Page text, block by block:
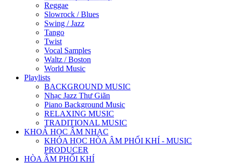
Reggae
Slowrock / Blues
Swing / Jazz
Tango
Twist
Vocal Samples
Waltz / Boston
World Music
Playlists
BACKGROUND MUSIC
Nhạc Jazz Thư Giãn
Piano Background Music
RELAXING MUSIC
TRADITIONAL MUSIC
KHOÁ HỌC ÂM NHẠC
KHÓA HỌC HÒA ÂM PHỐI KHÍ - MUSIC
PRODUCER
HÒA ÂM PHỐI KHÍ